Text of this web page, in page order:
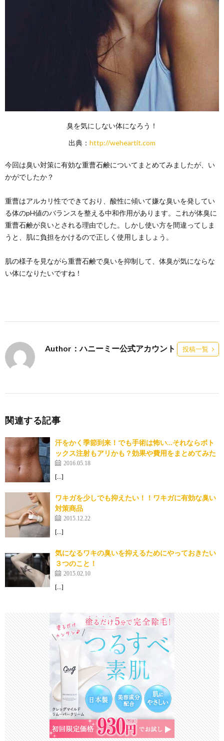
臭を気にしない体になろう！
出典： http://weheartit.com
今回は臭い対策に有効な重曹石鹸についてまとめてみましたが、い
かがでしたか？
重曹はアルカリ性でできており、酸性に傾いて嫌な臭いを発してい
る体のpH値のバランスを整える中和作用があります。これが体臭に
重曹石鹸が良いとされる理由でした。しかし使い方を間違ってしま
うと、肌に負担をかけるので正しく使用しましょう。
肌の様子を見ながら重曹石鹸で臭いを抑制して、体臭が気にならな
い体になりたいですね！
Author：ハニーミー公式アカウント 投稿一覧
関連する記事
汗をかく季節到来！でも手術は怖い…それならボト
ックス注射もアリかも？効果や費用をまとめてみた
2016.05.18
[…]
ワキガを少しでも抑えたい！！ワキガに有効な臭い
対策商品
2015.12.22
[…]
気になるワキの臭いを抑えるためにやっておきたい
３つのこと！
2015.02.10
[…]